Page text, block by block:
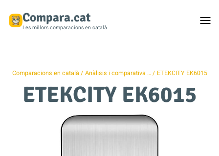
Compara.cat
Les millors comparacions en català
Comparacions en català Anàlisis i comparativa … ETEKCITY EK6015
ETEKCITY EK6015